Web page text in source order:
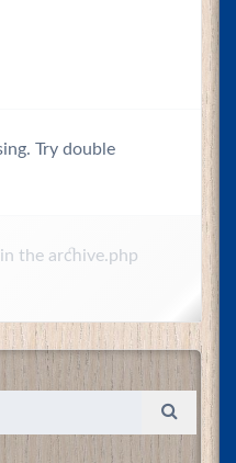
Try double
the archive.php